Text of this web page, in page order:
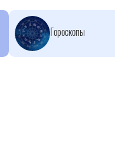
Гороскопы